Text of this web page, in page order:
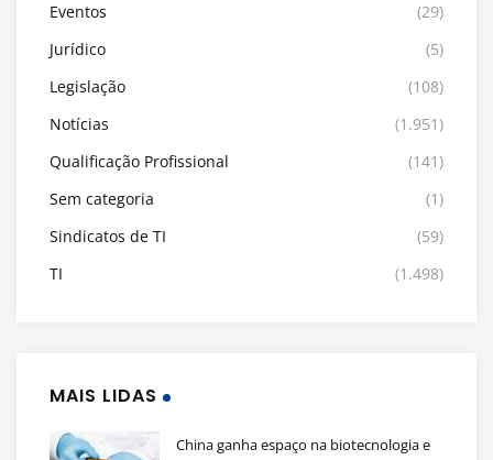
Eventos
(29)
Jurídico
(5)
Legislação
(108)
Notícias
(1.951)
Qualificação Profissional
(141)
Sem categoria
(1)
Sindicatos de TI
(59)
TI
(1.498)
MAIS LIDAS
China ganha espaço na biotecnologia e